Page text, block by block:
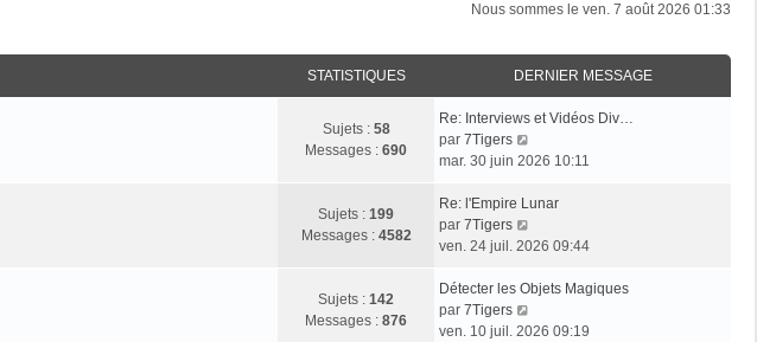
Nous sommes le ven. 7 août 2026 01:33
STATISTIQUES DERNIER MESSAGE
Sujets : 58
Messages : 690
Re: Interviews et Vidéos Div…
par 7Tigers
o
r
e
e
n
mar. 30 juin 2026 10:11
Sujets : 199
Messages : 4582
Re: l'Empire Lunar
par 7Tigers
o
r
e
ven. 24 juil. 2026 09:44
Sujets : 142
Messages : 876
Détecter les Objets Magiques
par 7Tigers
o
ven. 10 juil. 2026 09:19